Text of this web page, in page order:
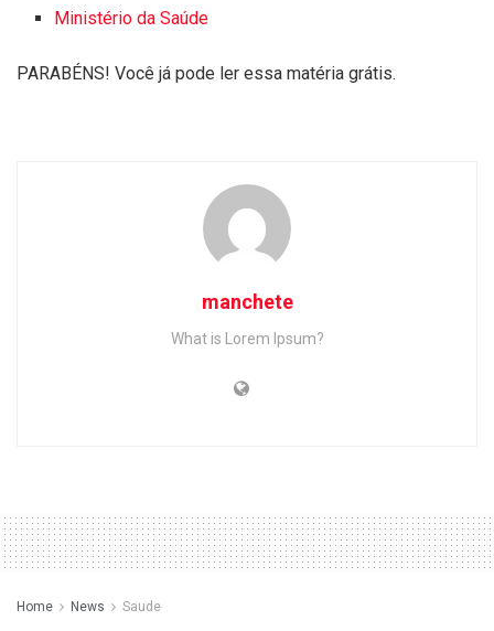
Ministério da Saúde
PARABÉNS! Você já pode ler essa matéria grátis.
manchete
What is Lorem Ipsum?
Home News Saude